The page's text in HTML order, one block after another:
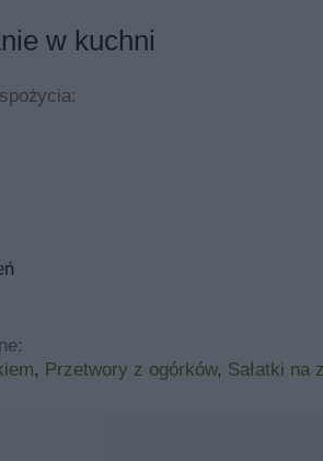
w kuchni
, Przetwory z ogórków, Sałatki na